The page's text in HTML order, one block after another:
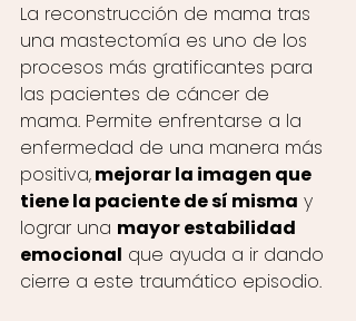
La reconstrucción de mama tras
una mastectomía es uno de los
procesos más gratificantes para
las pacientes de cáncer de
mama. Permite enfrentarse a la
enfermedad de una manera más
positiva, mejorar la imagen que
tiene la paciente de sí misma y
lograr una mayor estabilidad
emocional que ayuda a ir dando
cierre a este traumático episodio.